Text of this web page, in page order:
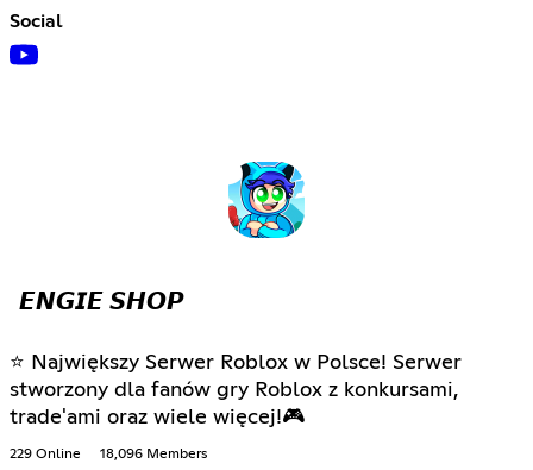
Social
𝙀𝙉𝙂𝙄𝙀 𝙎𝙃𝙊𝙋
⭐ Największy Serwer Roblox w Polsce! Serwer
stworzony dla fanów gry Roblox z konkursami,
trade'ami oraz wiele więcej!🎮
229 Online 18,096 Members